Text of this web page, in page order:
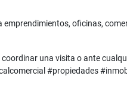
emprendimientos, oficinas,
una visita o ante
#propiedades